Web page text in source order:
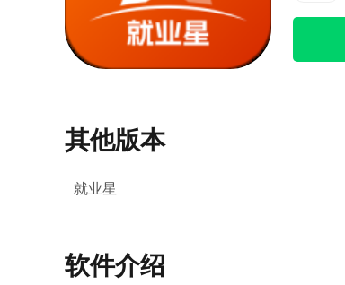
其他版本
就业星
软件介绍